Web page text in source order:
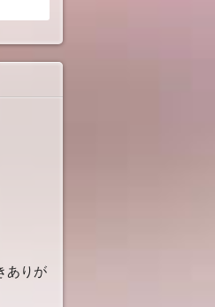
ありが